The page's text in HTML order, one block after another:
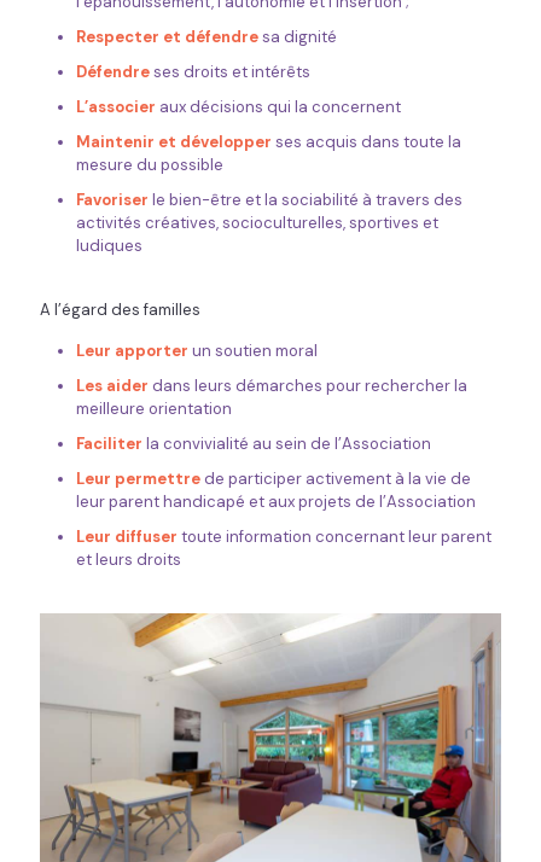
Respecter et défendresa dignité
Défendreses droits et intérêts
L’associer aux décisions qui la concernent
Maintenir et développer ses acquis dans toute la
mesure du possible
Favoriser le bien-être et la sociabilité à travers des
activités créatives, socioculturelles, sportives et
ludiques
A l’égard des familles
Leur apporter un soutien moral
Les aider dans leurs démarches pour rechercher la
meilleure orientation
Faciliter la convivialité au sein de l’Association
Leur permettre de participer activement à la vie de
leur parent handicapé et aux projets de l’Association
Leur diffuser toute information concernant leur parent
et leurs droits